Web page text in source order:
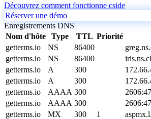
Découvrez comment fonctionne cside
Réserver une démo
Enregistrements DNS
Nom d'hôte
Type TTL Priorité
getterms.io
NS 86400
getterms.io
NS 86400
getterms.io
A 300
getterms.io
A 300
getterms.io
AAAA 300
getterms.io
AAAA 300
getterms.io
MX 300 1